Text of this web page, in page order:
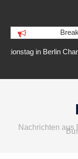
am
Nachrichten aus